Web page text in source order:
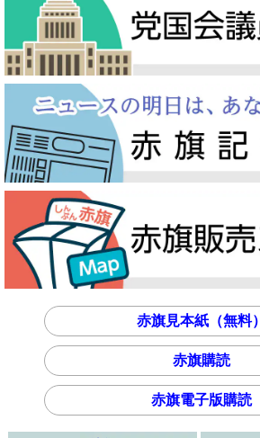
赤旗見本紙（無料）
赤旗購読
赤旗電子版購読